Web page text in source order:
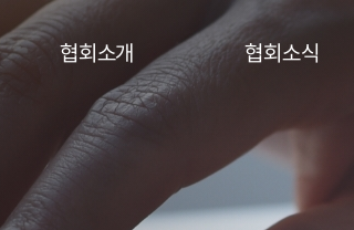
협회소개 협회소식